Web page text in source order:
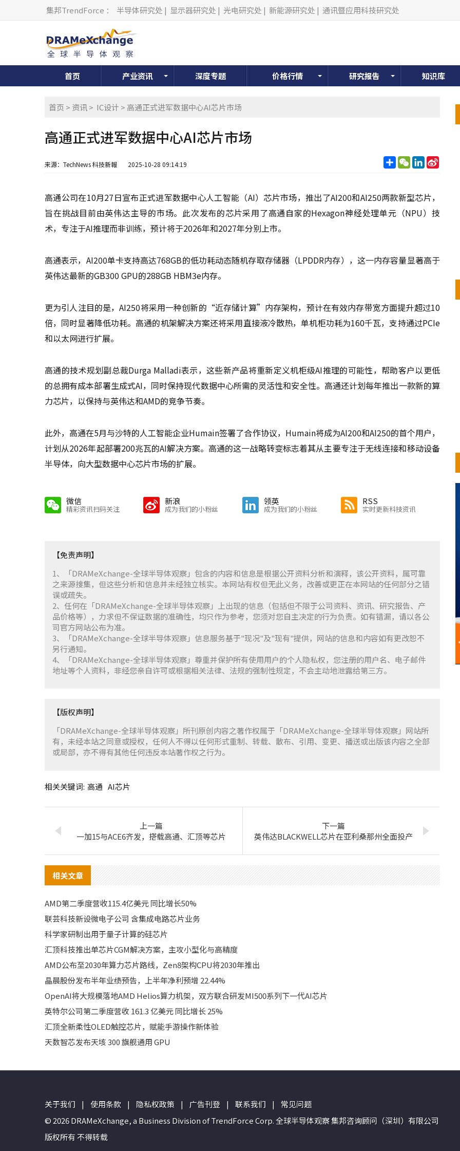
集邦TrendForce ： 半导体研究处 | 显示器研究处 | 光电研究处 | 新能源研究处 | 通讯暨应用科技研究处
首页 产业资讯 深度专题 价格行情 研究报告 知识库
首页 > 资讯> IC设计 > 高通正式进军数据中心AI芯片市场
高通正式进军数据中心AI芯片市场
来源：TechNews 科技新報 2025-10-28 09:14:19 分
享
WeChatLinkedIn
Sina
高通公司在10月27日宣布正式进军数据中心人工智能（AI）芯片市场，推出了AI200和AI250两款新型芯片，
旨在挑战目前由英伟达主导的市场。此次发布的芯片采用了高通自家的Hexagon神经处理单元（NPU）技
术，专注于AI推理而非训练，预计将于2026年和2027年分别上市。
高通表示，AI200单卡支持高达768GB的低功耗动态随机存取存储器（LPDDR内存），这一内存容量显著高于
英伟达最新的GB300 GPU的288GB HBM3e内存。
更为引人注目的是，AI250将采用一种创新的“近存储计算”内存架构，预计在有效内存带宽方面提升超过10
倍，同时显著降低功耗。高通的机架解决方案还将采用直接液冷散热，单机柜功耗为160千瓦，支持通过PCIe
和以太网进行扩展。
高通的技术规划副总裁Durga Malladi表示，这些新产品将重新定义机柜级AI推理的可能性，帮助客户以更低
的总拥有成本部署生成式AI，同时保持现代数据中心所需的灵活性和安全性。高通还计划每年推出一款新的算
力芯片，以保持与英伟达和AMD的竞争节奏。
此外，高通在5月与沙特的人工智能企业Humain签署了合作协议，Humain将成为AI200和AI250的首个用户，
计划从2026年起部署200兆瓦的AI解决方案。高通的这一战略转变标志着其从主要专注于无线连接和移动设备
半导体，向大型数据中心芯片市场的扩展。
微信
精彩资讯扫码关注
新浪
成为我们的小粉丝
领英
成为我们的小粉丝
RSS
实时更新科技资讯
【免责声明】
1、「DRAMeXchange-全球半导体观察」包含的内容和信息是根据公开资料分析和演释，该公开资料，属可靠
之来源搜集，但这些分析和信息并未经独立核实。本网站有权但无此义务，改善或更正在本网站的任何部分之错
误或疏失。
2、任何在「DRAMeXchange-全球半导体观察」上出现的信息（包括但不限于公司资料、资讯、研究报告、产
品价格等），力求但不保证数据的准确性，均只作为参考，您须对您自主决定的行为负责。如有错漏，请以各公
司官方网站公布为准。
3、「DRAMeXchange-全球半导体观察」信息服务基于"现况"及"现有"提供，网站的信息和内容如有更改恕不
另行通知。
4、「DRAMeXchange-全球半导体观察」尊重并保护所有使用用户的个人隐私权，您注册的用户名、电子邮件
地址等个人资料，非经您亲自许可或根据相关法律、法规的强制性规定，不会主动地泄露给第三方。
【版权声明】
「DRAMeXchange-全球半导体观察」所刊原创内容之著作权属于「DRAMeXchange-全球半导体观察」网站所
有，未经本站之同意或授权，任何人不得以任何形式重制、转载、散布、引用、变更、播送或出版该内容之全部
或局部，亦不得有其他任何违反本站著作权之行为。
相关关键词: 高通 AI芯片
上一篇
一加15与ACE6齐发，搭载高通、汇顶等芯片
下一篇
英伟达BLACKWELL芯片在亚利桑那州全面投产
相关文章
AMD第二季度营收115.4亿美元 同比增长50%
联芸科技新设微电子公司 含集成电路芯片业务
科学家研制出用于量子计算的硅芯片
汇顶科技推出单芯片CGM解决方案，主攻小型化与高精度
AMD公布至2030年算力芯片路线，Zen8架构CPU将2030年推出
晶晨股份发布半年业绩预告，上半年净利预增 22.44%
OpenAI将大规模落地AMD Helios算力机架，双方联合研发MI500系列下一代AI芯片
英特尔公司第二季度营收 161.3 亿美元 同比增长 25%
汇顶全新柔性OLED触控芯片，赋能手游操作新体验
天数智芯发布天垓 300 旗舰通用 GPU
关于我们 | 使用条款 | 隐私权政策 | 广告刊登 | 联系我们 |
常见问题
© 2026 DRAMeXchange, a Business Division of TrendForce Corp. 全球半导体观察 集邦咨询顾问（深圳）有限公司
版权所有 不得转载